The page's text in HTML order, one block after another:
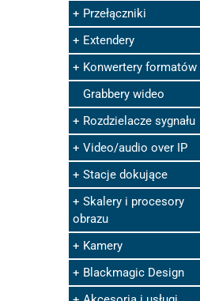
Przełączniki
Extendery
Konwertery formatów
Grabbery wideo
Rozdzielacze sygnału
Video/audio over IP
Stacje dokujące
Skalery i procesory
obrazu
Kamery
Blackmagic Design